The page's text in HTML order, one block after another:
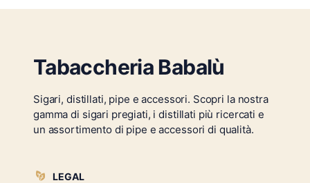
Tabaccheria Babalù
Sigari, distillati, pipe e accessori. Scopri la nostra
gamma di sigari pregiati, i distillati più ricercati e
un assortimento di pipe e accessori di qualità.
LEGAL